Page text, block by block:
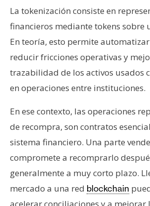
La tokenización consiste en
financieros mediante tokens sobre
En teoría, esto permite
reducir fricciones operativas y
trazabilidad de los activos usados
en operaciones entre instituciones.
En ese contexto, las operaciones
de recompra, son contratos
sistema financiero. Una parte
compromete a recomprarlo
generalmente a muy corto plazo.
mercado a una red blockchain